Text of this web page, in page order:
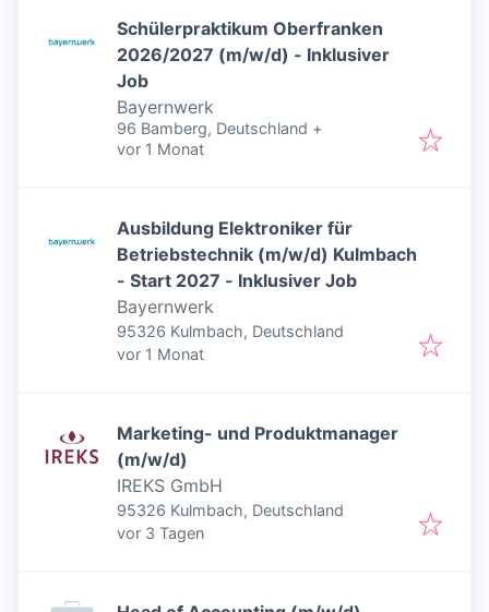
Schülerpraktikum Oberfranken
2026/2027 (m/w/d) - Inklusiver
Job
Bayernwerk
96 Bamberg, Deutschland +
Veröffentlicht
vor 1 Monat
Ausbildung Elektroniker für
Betriebstechnik (m/w/d) Kulmbach
- Start 2027 - Inklusiver Job
Bayernwerk
95326 Kulmbach, Deutschland
Veröffentlicht
vor 1 Monat
Marketing- und Produktmanager
(m/w/d)
IREKS GmbH
95326 Kulmbach, Deutschland
Veröffentlicht
vor 3 Tagen